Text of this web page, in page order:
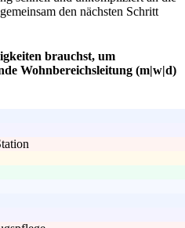
den nächsten Schritt
brauchst, um
Wohnbereichsleitung (m|w|d)